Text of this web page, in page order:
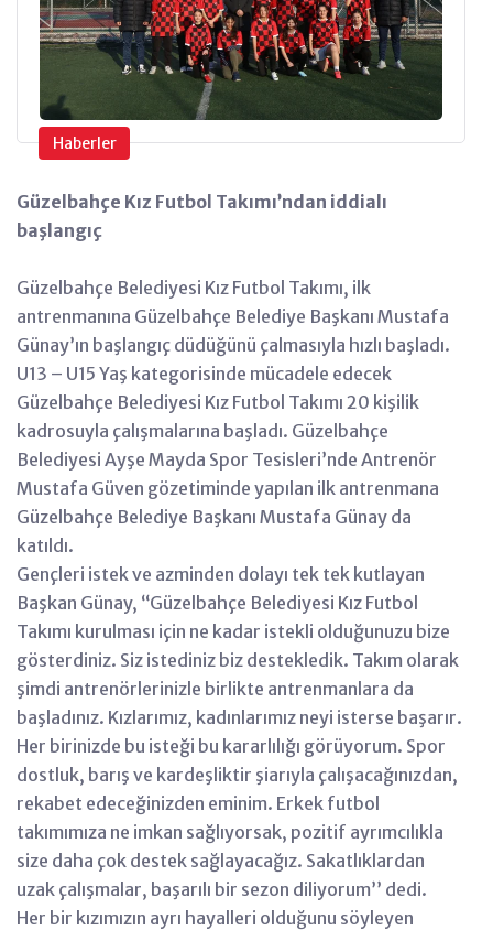
Haberler
Güzelbahçe Kız Futbol Takımı’ndan iddialı
başlangıç
Güzelbahçe Belediyesi Kız Futbol Takımı, ilk
antrenmanına Güzelbahçe Belediye Başkanı Mustafa
Günay’ın başlangıç düdüğünü çalmasıyla hızlı başladı.
U13 – U15 Yaş kategorisinde mücadele edecek
Güzelbahçe Belediyesi Kız Futbol Takımı 20 kişilik
kadrosuyla çalışmalarına başladı. Güzelbahçe
Belediyesi Ayşe Mayda Spor Tesisleri’nde Antrenör
Mustafa Güven gözetiminde yapılan ilk antrenmana
Güzelbahçe Belediye Başkanı Mustafa Günay da
katıldı.
Gençleri istek ve azminden dolayı tek tek kutlayan
Başkan Günay, ‘‘Güzelbahçe Belediyesi Kız Futbol
Takımı kurulması için ne kadar istekli olduğunuzu bize
gösterdiniz. Siz istediniz biz destekledik. Takım olarak
şimdi antrenörlerinizle birlikte antrenmanlara da
başladınız. Kızlarımız, kadınlarımız neyi isterse başarır.
Her birinizde bu isteği bu kararlılığı görüyorum. Spor
dostluk, barış ve kardeşliktir şiarıyla çalışacağınızdan,
rekabet edeceğinizden eminim. Erkek futbol
takımımıza ne imkan sağlıyorsak, pozitif ayrımcılıkla
size daha çok destek sağlayacağız. Sakatlıklardan
uzak çalışmalar, başarılı bir sezon diliyorum’’ dedi.
Her bir kızımızın ayrı hayalleri olduğunu söyleyen